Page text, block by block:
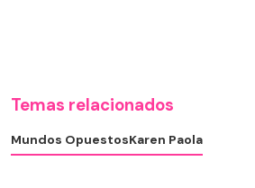
Temas relacionados
Mundos OpuestosKaren Paola